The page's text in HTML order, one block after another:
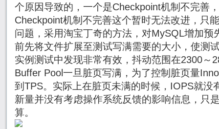
个原因导致的，一个是Checkpoint机制不完善
Checkpoint机制不完善这个暂时无法改进，只
问题，采用淘宝丁奇的方法，对MySQL增加预
前先将文件扩展至测试写满需要的大小，使测
实例测试中发现非常有效，抖动范围在2300～
Buffer Pool一旦脏页写满，为了控制脏页量
到TPS。实际上在脏页未满的时候，IOPS就没
新量并没有考虑操作系统反馈的影响信息，只
算。